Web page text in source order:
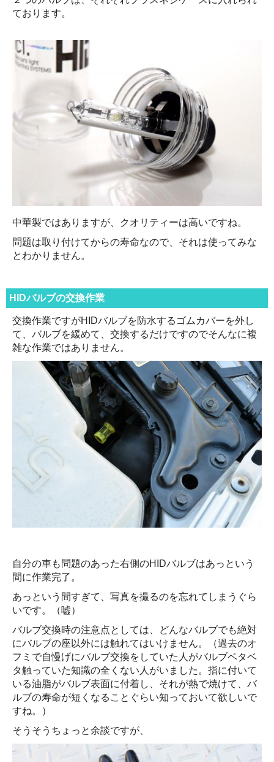
ております。
中華製ではありますが、クオリティーは高いですね。
問題は取り付けてからの寿命なので、それは使ってみな
とわかりません。
HIDバルブの交換作業
交換作業ですがHIDバルブを防水するゴムカバーを外し
て、バルブを緩めて、交換するだけですのでそんなに複
雑な作業ではありません。
自分の車も問題のあった右側のHIDバルブはあっという
間に作業完了。
あっという間すぎて、写真を撮るのを忘れてしまうぐら
いです。（嘘）
バルブ交換時の注意点としては、どんなバルブでも絶対
にバルブの座以外には触れてはいけません。（過去のオ
フミで自慢げにバルブ交換をしていた人がバルブベタベ
タ触っていた知識の全くない人がいました。指に付いて
いる油脂がバルブ表面に付着し、それが熱で焼けて、バ
ルブの寿命が短くなることぐらい知っておいて欲しいで
すね。）
そうそうちょっと余談ですが、